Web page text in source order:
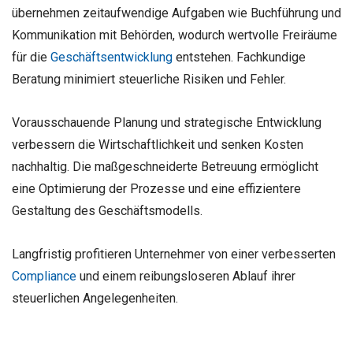
übernehmen zeitaufwendige Aufgaben wie Buchführung und
Kommunikation mit Behörden, wodurch wertvolle Freiräume
für die Geschäftsentwicklung entstehen. Fachkundige
Beratung minimiert steuerliche Risiken und Fehler.
Vorausschauende Planung und strategische Entwicklung
verbessern die Wirtschaftlichkeit und senken Kosten
nachhaltig. Die maßgeschneiderte Betreuung ermöglicht
eine Optimierung der Prozesse und eine effizientere
Gestaltung des Geschäftsmodells.
Langfristig profitieren Unternehmer von einer verbesserten
Compliance und einem reibungsloseren Ablauf ihrer
steuerlichen Angelegenheiten.